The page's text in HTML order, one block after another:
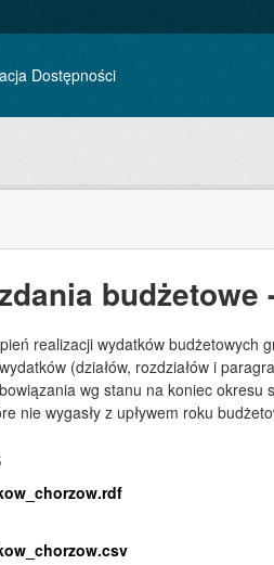
Dostępności
budżetowe
realizacji wydatków budżetowych
(działów, rozdziałów i
wg stanu na koniec
nie wygasły z upływem roku